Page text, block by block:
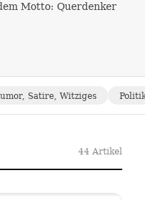
Motto: Querdenker
Satire, Witziges
44 Artikel